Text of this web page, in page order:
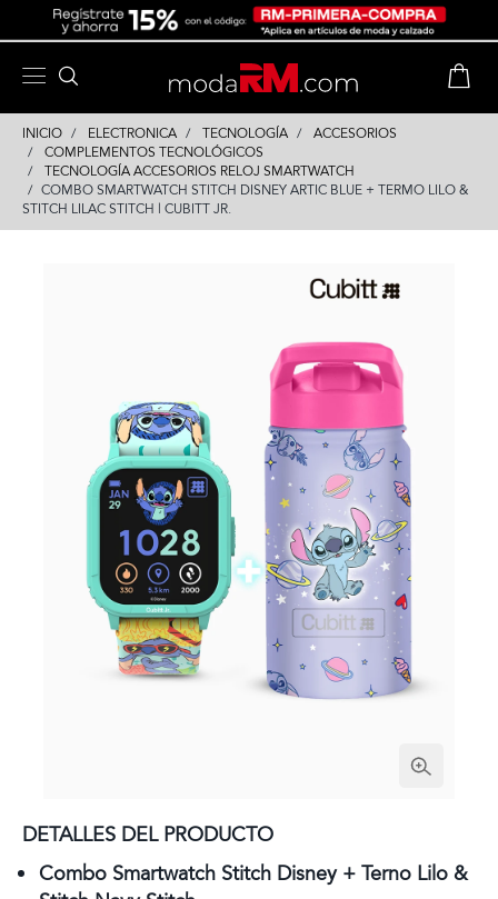
INICIO ELECTRONICA TECNOLOGÍA
ACCESORIOS
COMPLEMENTOS TECNOLÓGICOS
TECNOLOGÍA ACCESORIOS RELOJ SMARTWATCH
COMBO SMARTWATCH STITCH DISNEY ARTIC BLUE + TERMO LILO &
STITCH LILAC STITCH | CUBITT JR.
DETALLES DEL PRODUCTO
Combo Smartwatch Stitch Disney + Terno Lilo &